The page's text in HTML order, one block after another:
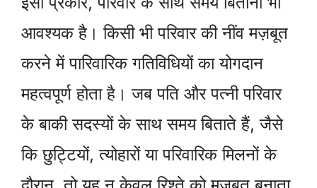
आवश्यक है। किसी भी परिवार की नींव मज़बूत
करने में पारिवारिक गतिविधियों का योगदान
महत्वपूर्ण होता है। जब पति और पत्नी परिवार
के बाकी सदस्यों के साथ समय बिताते हैं, जैसे
कि छुट्टियों, त्योहारों या परिवारिक मिलनों के